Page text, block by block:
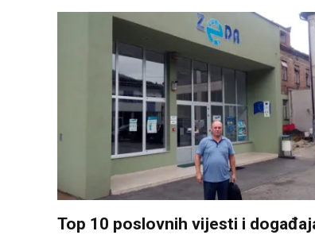
Top 10 poslovnih vijesti i